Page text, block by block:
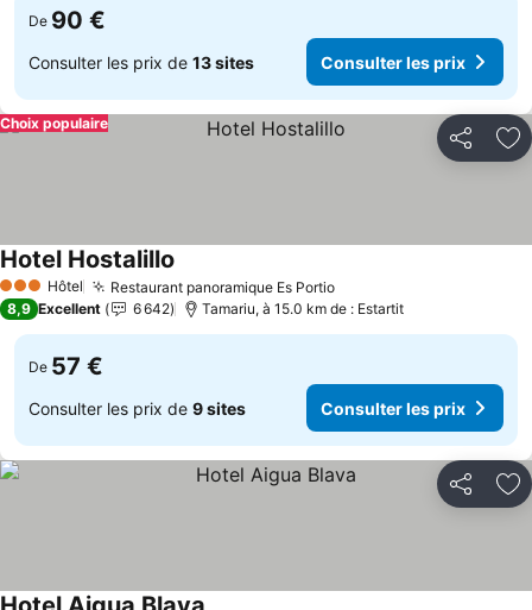
De 90 €
Consulter les prix de 13 sites Consulter les prix
Partager
Choix populaire
3 ÉtoilesHôtel Restaurant panoramique Es PortioConsulter les prix
Hotel Hostalillo
8,9 Excellent 6 642 Tamariu, à 15.0 km de : Estartit
De 57 €
Consulter les prix de 9 sites Consulter les prix
Partager